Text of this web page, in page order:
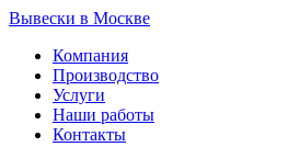
Перейти к основному содержанию
Вывески в Москве
Компания
Производство
Услуги
Наши работы
Контакты